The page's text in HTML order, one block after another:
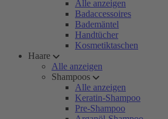
Alle anzeigen
Badaccessoires
Bademäntel
Handtücher
Kosmetiktaschen
Haare
Alle anzeigen
Shampoos
Alle anzeigen
Keratin-Shampoo
Pre-Shampoo